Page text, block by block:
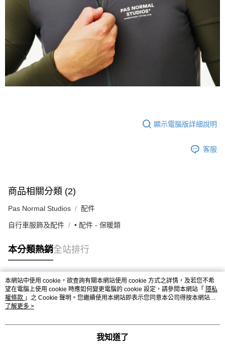
顯示電腦版詳細說明
客服
商品相關分類 (2)
Pas Normal Studios 配件
自行車服飾及配件 • 配件 - 保暖類
本分類熱銷全站排行
熱門標籤
本網站中使用 cookie，欲查詢有關本網站使用 cookie 方式之詳情，及若您不希
望在電腦上使用 cookie 時應如何變更電腦的 cookie 設定，請參閱本網站「 隱私
權條款 」之 Cookie 聲明。您繼續使用本網站即表示您同意本公司得按本網站使
用條款之 Cookie 聲明使用 cookie。
了解更多 >
我知道了